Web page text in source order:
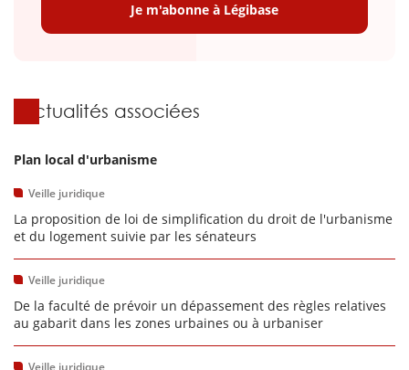
Je m'abonne à Légibase
Actualités associées
Plan local d'urbanisme
Veille juridique
La proposition de loi de simplification du droit de l'urbanisme
et du logement suivie par les sénateurs
Veille juridique
De la faculté de prévoir un dépassement des règles relatives
au gabarit dans les zones urbaines ou à urbaniser
Veille juridique